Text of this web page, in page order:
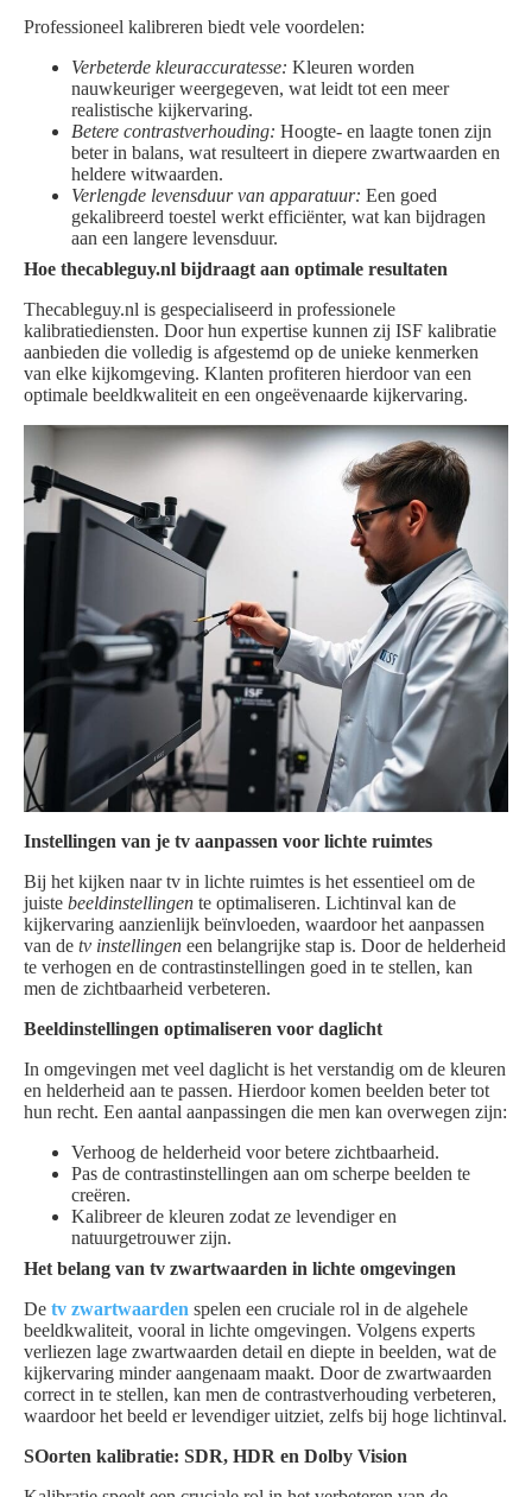
Professioneel kalibreren biedt vele voordelen:
Verbeterde kleuraccuratesse: Kleuren worden
nauwkeuriger weergegeven, wat leidt tot een meer
realistische kijkervaring.
Betere contrastverhouding: Hoogte- en laagte tonen zijn
beter in balans, wat resulteert in diepere zwartwaarden en
heldere witwaarden.
Verlengde levensduur van apparatuur: Een goed
gekalibreerd toestel werkt efficiënter, wat kan bijdragen
aan een langere levensduur.
Hoe thecableguy.nl bijdraagt aan optimale resultaten
Thecableguy.nl is gespecialiseerd in professionele
kalibratiediensten. Door hun expertise kunnen zij ISF kalibratie
aanbieden die volledig is afgestemd op de unieke kenmerken
van elke kijkomgeving. Klanten profiteren hierdoor van een
optimale beeldkwaliteit en een ongeëvenaarde kijkervaring.
Instellingen van je tv aanpassen voor lichte ruimtes
Bij het kijken naar tv in lichte ruimtes is het essentieel om de
juiste beeldinstellingen te optimaliseren. Lichtinval kan de
kijkervaring aanzienlijk beïnvloeden, waardoor het aanpassen
van de tv instellingen een belangrijke stap is. Door de helderheid
te verhogen en de contrastinstellingen goed in te stellen, kan
men de zichtbaarheid verbeteren.
Beeldinstellingen optimaliseren voor daglicht
In omgevingen met veel daglicht is het verstandig om de kleuren
en helderheid aan te passen. Hierdoor komen beelden beter tot
hun recht. Een aantal aanpassingen die men kan overwegen zijn:
Verhoog de helderheid voor betere zichtbaarheid.
Pas de contrastinstellingen aan om scherpe beelden te
creëren.
Kalibreer de kleuren zodat ze levendiger en
natuurgetrouwer zijn.
Het belang van tv zwartwaarden in lichte omgevingen
De tv zwartwaarden spelen een cruciale rol in de algehele
beeldkwaliteit, vooral in lichte omgevingen. Volgens experts
verliezen lage zwartwaarden detail en diepte in beelden, wat de
kijkervaring minder aangenaam maakt. Door de zwartwaarden
correct in te stellen, kan men de contrastverhouding verbeteren,
waardoor het beeld er levendiger uitziet, zelfs bij hoge lichtinval.
SOorten kalibratie: SDR, HDR en Dolby Vision